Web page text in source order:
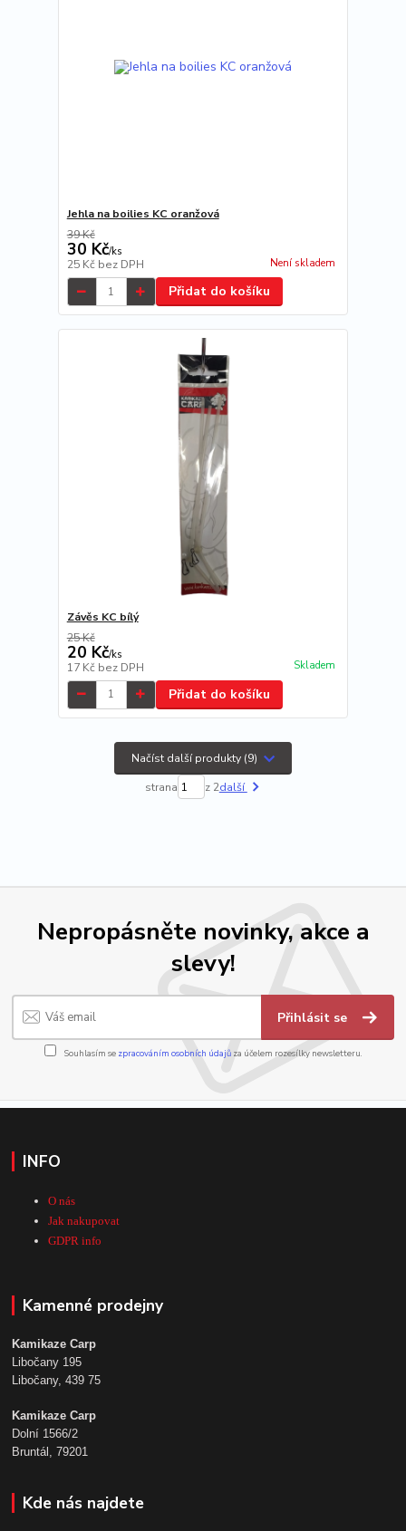
Jehla na boilies KC oranžová
39 Kč
30 Kč/ks
25 Kč bez DPH Není skladem
Přidat do košíku
Závěs KC bílý
25 Kč
20 Kč/ks
17 Kč bez DPH Skladem
Přidat do košíku
Načíst další produkty (9)
strana z 2další
Nepropásněte novinky, akce a
slevy!
Přihlásit se
Souhlasím se zpracováním osobních údajůza účelem rozesílky newsletteru.
INFO
O nás
Jak nakupovat
GDPR info
Kamenné prodejny
Kamikaze Carp
Libočany 195
Libočany, 439 75
Kamikaze Carp
Dolní 1566/2
Bruntál, 79201
Kde nás najdete